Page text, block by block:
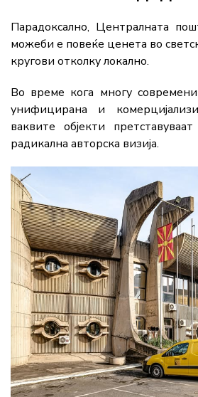
Парадоксално, Централната
можеби е повеќе ценета во
кругови отколку локално.
Во време кога многу современи
унифицирана и
ваквите објекти
радикална авторска визија.